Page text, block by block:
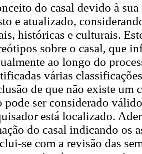
do casal devido à
e atualizado,
históricas e culturais.
sobre o casal, que
ao longo do
várias
de que não existe um
pode ser considerado
está localizado.
do casal indicando os
se com a revisão das